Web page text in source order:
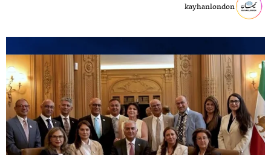
kayhanlondon